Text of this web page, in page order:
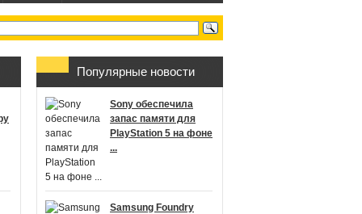
Популярные новости
Sony обеспечила
запас памяти для
PlayStation 5 на фоне
...
Samsung Foundry